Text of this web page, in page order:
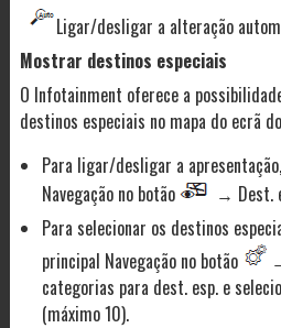
Ligar/desligar a alteração
Mostrar destinos especiais
O Infotainment oferece a
destinos especiais no mapa do ecrã
Para ligar/desligar a
Navegação no botão
→ Dest.
Para selecionar os destinos
principal Navegação no botão
→
categorias para dest. esp. e
(máximo 10).